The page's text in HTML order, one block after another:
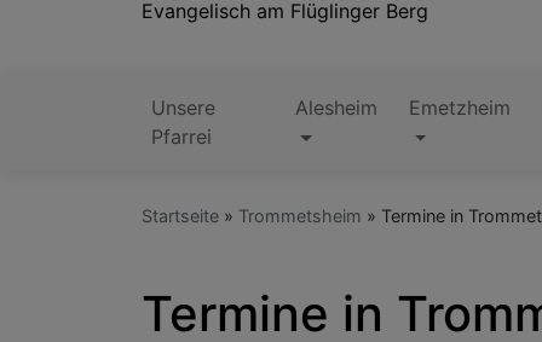
Evangelisch am Flüglinger Berg
Hauptnavigation
Unsere
Pfarrei
Alesheim Emetzheim
Startseite Trommetsheim Termine in
Termine in